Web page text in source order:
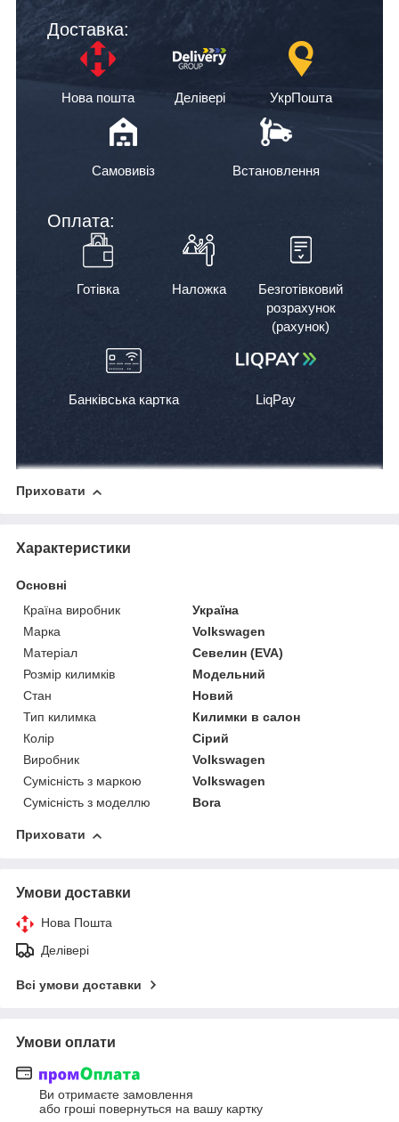
Доставка:
Нова пошта Делівері УкрПошта
Самовивіз Встановлення
Оплата:
Готівка Наложка
Безготівковий
розрахунок
(рахунок)
Банківська картка LiqPay
Приховати
Характеристики
Основні
Країна виробник
Україна
Марка
Volkswagen
Матеріал
Севелин (EVA)
Розмір килимків
Модельний
Стан
Новий
Тип килимка
Килимки в салон
Колір
Сірий
Виробник
Volkswagen
Сумісність з маркою
Volkswagen
Сумісність з моделлю
Bora
Приховати
Умови доставки
Нова Пошта
Делівері
Всі умови доставки
Умови оплати
Ви отримаєте замовлення
або гроші повернуться на вашу картку